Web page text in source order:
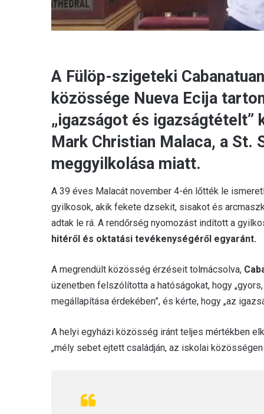
A Fülöp-szigeteki
közössége Nueva Ecija
„igazságot és igazságtételt”
Mark Christian Malaca, a St.
meggyilkolása miatt.
A 39 éves Malacát november 4-én lőtték le
gyilkosok, akik fekete dzsekit, sisakot és
adtak le rá. A rendőrség nyomozást indított a
hitéről és oktatási tevékenységéről egyaránt.
A megrendült közösség érzéseit tolmácsolva,
üzenetben felszólította a hatóságokat, hogy
megállapítása érdekében”, és kérte, hogy „az
A helyi egyházi közösség iránt teljes mértékben
„mély sebet ejtett családján, az iskolai